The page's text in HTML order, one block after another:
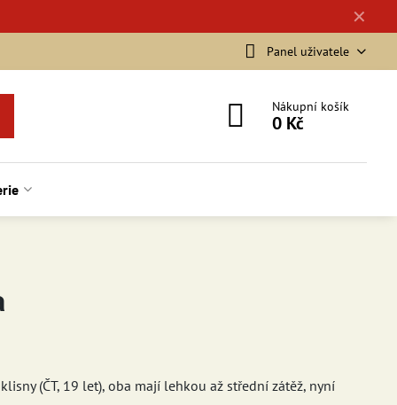
✕
Panel uživatele
Nákupní košík
0 Kč
(ČT, 19 let), oba mají lehkou až střední zátěž, nyní